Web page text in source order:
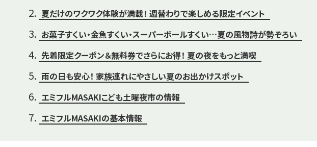
夏だけのワクワク体験が満載！ 週替わりで楽しめる限定イベント
お菓子すくい・金魚すくい・スーパーボールすくい…夏の風物詩が勢ぞろい
先着限定クーポン＆無料券でさらにお得！ 夏の夜をもっと満喫
雨の日も安心！ 家族連れにやさしい夏のお出かけスポット
エミフルMASAKIこども土曜夜市の情報
エミフルMASAKIの基本情報